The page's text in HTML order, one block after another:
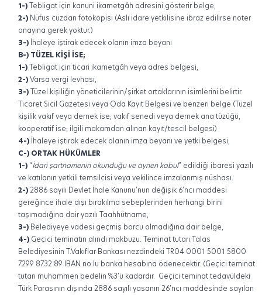
1-)Tebligat için kanuni ikametgâh adresini gösterir belge,
2-)Nüfus cüzdan fotokopisi (Aslı idare yetkilisine ibraz edilirse noter
onayına gerek yoktur.)
3-)İhaleye iştirak edecek olanın imza beyanı
B-) TÜZEL KİŞİ İSE;
1-)Tebligat için ticari ikametgâh veya adres belgesi,
2-)Varsa vergi levhası,
3-)Tüzel kişiliğin yöneticilerinin/şirket ortaklarının isimlerini belirtir
Ticaret Sicil Gazetesi veya Oda Kayıt Belgesi ve benzeri belge (Tüzel
kişilik vakıf veya dernek ise; vakıf senedi veya dernek ana tüzüğü,
kooperatif ise; ilgili makamdan alınan kayıt/tescil belgesi)
4-)İhaleye iştirak edecek olanın imza beyanı ve yetki belgesi,
C-) ORTAK HÜKÜMLER
1-)“İdari şartnamenin okunduğu ve aynen kabul” edildiği ibaresi yazılı
ve katılanın yetkili temsilcisi veya vekilince imzalanmış nüshası.
2-)2886 sayılı Devlet İhale Kanunu’nun değişik 6’ncı maddesi
gereğince ihale dışı bırakılma sebeplerinden herhangi birini
taşımadığına dair yazılı Taahhütname,
3-)Belediyeye vadesi geçmiş borcu olmadığına dair belge,
4-)Geçici teminatın alındı makbuzu. Teminat tutarı Talas
Belediyesinin T.Vakıflar Bankası nezdindeki TR04 0001 5001 5800
7299 8732 89 IBAN no.lu banka hesabına ödenecektir. (Geçici teminat
tutarı muhammen bedelin %3’ü kadardır. Geçici teminat tedavüldeki
Türk Parasının dışında 2886 sayılı yasanın 26’ncı maddesinde sayılan